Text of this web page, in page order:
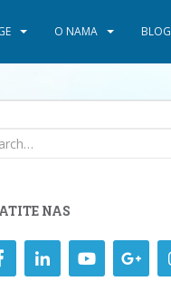
O NAMA BLOG
NAS